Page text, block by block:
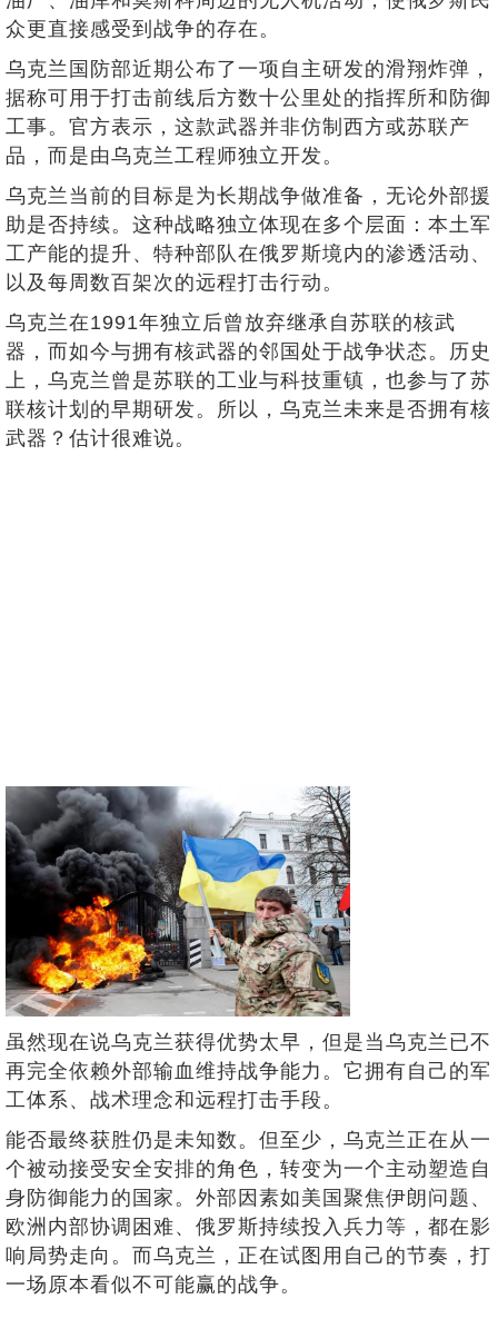
众更直接感受到战争的存在。
乌克兰国防部近期公布了一项自主研发的滑翔炸弹，
据称可用于打击前线后方数十公里处的指挥所和防御
工事。官方表示，这款武器并非仿制西方或苏联产
品，而是由乌克兰工程师独立开发。
乌克兰当前的目标是为长期战争做准备，无论外部援
助是否持续。这种战略独立体现在多个层面：本土军
工产能的提升、特种部队在俄罗斯境内的渗透活动、
以及每周数百架次的远程打击行动。
乌克兰在1991年独立后曾放弃继承自苏联的核武
器，而如今与拥有核武器的邻国处于战争状态。历史
上，乌克兰曾是苏联的工业与科技重镇，也参与了苏
联核计划的早期研发。所以，乌克兰未来是否拥有核
武器？估计很难说。
虽然现在说乌克兰获得优势太早，但是当乌克兰已不
再完全依赖外部输血维持战争能力。它拥有自己的军
工体系、战术理念和远程打击手段。
能否最终获胜仍是未知数。但至少，乌克兰正在从一
个被动接受安全安排的角色，转变为一个主动塑造自
身防御能力的国家。外部因素如美国聚焦伊朗问题、
欧洲内部协调困难、俄罗斯持续投入兵力等，都在影
响局势走向。而乌克兰，正在试图用自己的节奏，打
一场原本看似不可能赢的战争。